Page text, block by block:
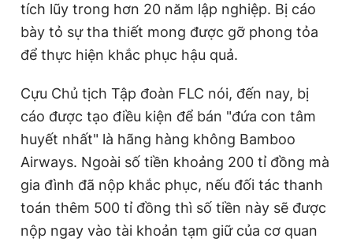
tích lũy trong hơn 20 năm lập nghiệp. Bị cáo
bày tỏ sự tha thiết mong được gỡ phong tỏa
để thực hiện khắc phục hậu quả.
Cựu Chủ tịch Tập đoàn FLC nói, đến nay, bị
cáo được tạo điều kiện để bán "đứa con tâm
huyết nhất" là hãng hàng không Bamboo
Airways. Ngoài số tiền khoảng 200 tỉ đồng mà
gia đình đã nộp khắc phục, nếu đối tác thanh
toán thêm 500 tỉ đồng thì số tiền này sẽ được
nộp ngay vào tài khoản tạm giữ của cơ quan